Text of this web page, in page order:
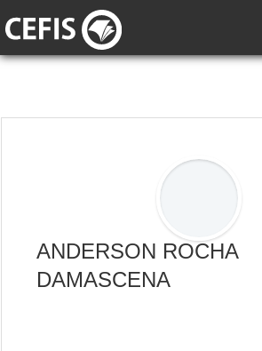
ANDERSON ROCHA
DAMASCENA